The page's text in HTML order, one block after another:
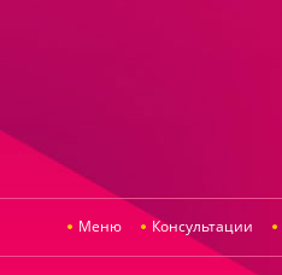
Меню Консультации